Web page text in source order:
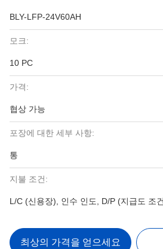
BLY-LFP-24V60AH
모크:
10 PC
가격:
협상 가능
포장에 대한 세부 사항:
통
지불 조건:
L/C (신용장), 인수 인도, D/P (지급도 조
최상의 가격을 얻으세요